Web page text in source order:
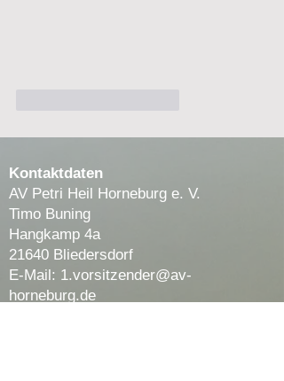
Kontaktdaten
AV Petri Heil Horneburg e. V.
Timo Buning
Hangkamp 4a
21640 Bliedersdorf
E-Mail: 1.vorsitzender@av-
horneburg.de